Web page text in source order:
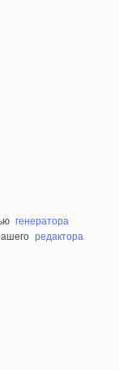
генератора
редактора